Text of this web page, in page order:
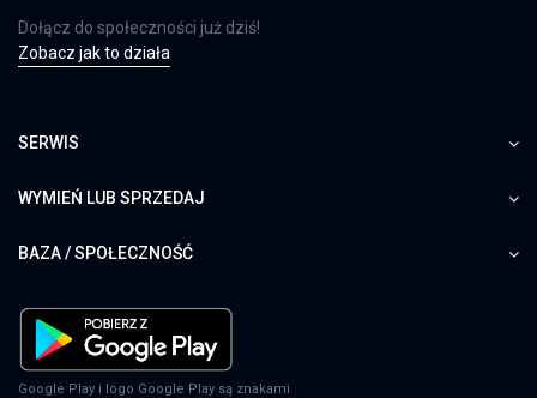
Dołącz do społeczności już dziś!
Zobacz jak to działa
SERWIS
WYMIEŃ LUB SPRZEDAJ
BAZA / SPOŁECZNOŚĆ
Google Play i logo Google Play są znakami